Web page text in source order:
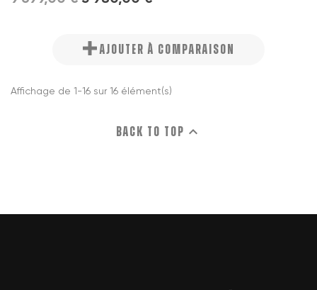
AJOUTER À COMPARAISON
Affichage de 1-16 sur 16 élément(s)
Back to top 